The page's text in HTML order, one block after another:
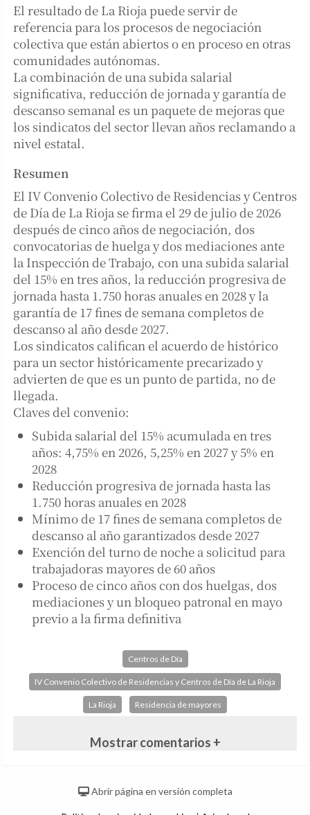
El resultado de La Rioja puede servir de
referencia para los procesos de negociación
colectiva que están abiertos o en proceso en otras
comunidades autónomas.
La combinación de una subida salarial
significativa, reducción de jornada y garantía de
descanso semanal es un paquete de mejoras que
los sindicatos del sector llevan años reclamando a
nivel estatal.
Resumen
El IV Convenio Colectivo de Residencias y Centros
de Día de La Rioja se firma el 29 de julio de 2026
después de cinco años de negociación, dos
convocatorias de huelga y dos mediaciones ante
la Inspección de Trabajo, con una subida salarial
del 15% en tres años, la reducción progresiva de
jornada hasta 1.750 horas anuales en 2028 y la
garantía de 17 fines de semana completos de
descanso al año desde 2027.
Los sindicatos califican el acuerdo de histórico
para un sector históricamente precarizado y
advierten de que es un punto de partida, no de
llegada.
Claves del convenio:
Subida salarial del 15% acumulada en tres
años: 4,75% en 2026, 5,25% en 2027 y 5% en
2028
Reducción progresiva de jornada hasta las
1.750 horas anuales en 2028
Mínimo de 17 fines de semana completos de
descanso al año garantizados desde 2027
Exención del turno de noche a solicitud para
trabajadoras mayores de 60 años
Proceso de cinco años con dos huelgas, dos
mediaciones y un bloqueo patronal en mayo
previo a la firma definitiva
Centros de Día
IV Convenio Colectivo de Residencias y Centros de Día de La Rioja
La Rioja Residencia de mayores
Mostrar comentarios +
Abrir página en versión completa